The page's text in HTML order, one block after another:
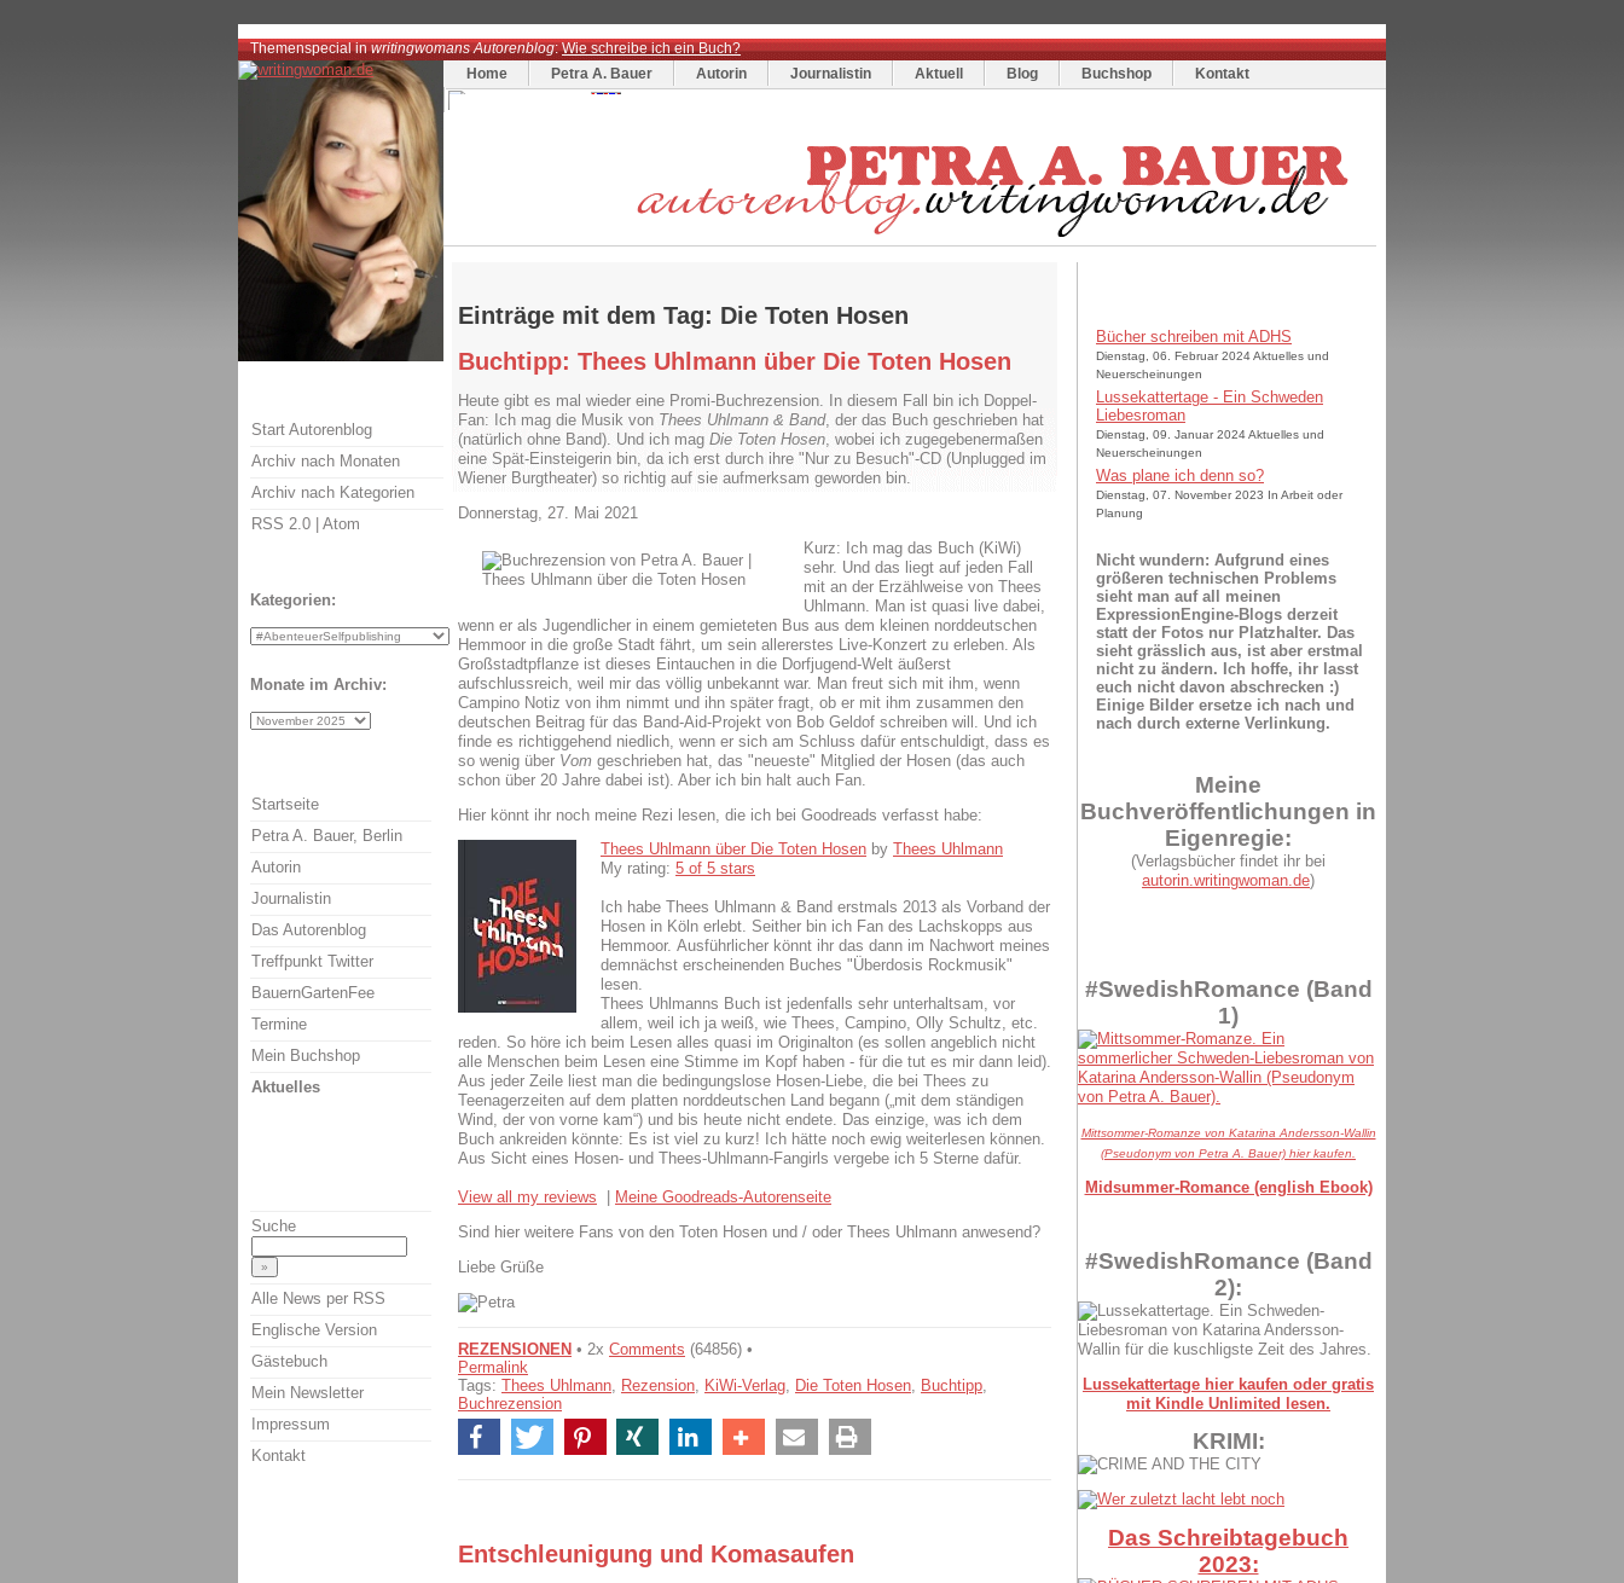
Themenspecial inwritingwomans Autorenblog:Wie schreibe ich ein Buch?
Home
Petra A. Bauer Autorin Journalistin Aktuell Blog Buchshop Kontakt
Einträge mit dem Tag: Die Toten Hosen
Buchtipp: Thees Uhlmann über Die Toten Hosen
Heute gibt es mal wieder eine Promi-Buchrezension. In diesem Fall bin ich Doppel-
Fan: Ich mag die Musik von Thees Uhlmann & Band, der das Buch geschrieben hat
(natürlich ohne Band). Und ich mag Die Toten Hosen, wobei ich zugegebenermaßen
eine Spät-Einsteigerin bin, da ich erst durch ihre "Nur zu Besuch"-CD (Unplugged im
Wiener Burgtheater) so richtig auf sie aufmerksam geworden bin.
Donnerstag, 27. Mai 2021
Kurz: Ich mag das Buch (KiWi)
sehr. Und das liegt auf jeden Fall
mit an der Erzählweise von Thees
Uhlmann. Man ist quasi live dabei,
wenn er als Jugendlicher in einem gemieteten Bus aus dem kleinen norddeutschen
Hemmoor in die große Stadt fährt, um sein allererstes Live-Konzert zu erleben. Als
Großstadtpflanze ist dieses Eintauchen in die Dorfjugend-Welt äußerst
aufschlussreich, weil mir das völlig unbekannt war. Man freut sich mit ihm, wenn
Campino Notiz von ihm nimmt und ihn später fragt, ob er mit ihm zusammen den
deutschen Beitrag für das Band-Aid-Projekt von Bob Geldof schreiben will. Und ich
finde es richtiggehend niedlich, wenn er sich am Schluss dafür entschuldigt, dass es
so wenig über Vom geschrieben hat, das "neueste" Mitglied der Hosen (das auch
schon über 20 Jahre dabei ist). Aber ich bin halt auch Fan.
Hier könnt ihr noch meine Rezi lesen, die ich bei Goodreads verfasst habe:
Thees Uhlmann über Die Toten Hosen by Thees Uhlmann
My rating: 5 of 5 stars
Ich habe Thees Uhlmann & Band erstmals 2013 als Vorband der
Hosen in Köln erlebt. Seither bin ich Fan des Lachskopps aus
Hemmoor. Ausführlicher könnt ihr das dann im Nachwort meines
demnächst erscheinenden Buches "Überdosis Rockmusik"
lesen.
Thees Uhlmanns Buch ist jedenfalls sehr unterhaltsam, vor
allem, weil ich ja weiß, wie Thees, Campino, Olly Schultz, etc.
reden. So höre ich beim Lesen alles quasi im Originalton (es sollen angeblich nicht
alle Menschen beim Lesen eine Stimme im Kopf haben - für die tut es mir dann leid).
Aus jeder Zeile liest man die bedingungslose Hosen-Liebe, die bei Thees zu
Teenagerzeiten auf dem platten norddeutschen Land begann („mit dem ständigen
Wind, der von vorne kam“) und bis heute nicht endete. Das einzige, was ich dem
Buch ankreiden könnte: Es ist viel zu kurz! Ich hätte noch ewig weiterlesen können.
Aus Sicht eines Hosen- und Thees-Uhlmann-Fangirls vergebe ich 5 Sterne dafür.
View all my reviews
Meine Goodreads-Autorenseite
Sind hier weitere Fans von den Toten Hosen und / oder Thees Uhlmann anwesend?
Liebe Grüße
REZENSIONEN • 2x Comments (64856) •
Permalink
Tags: Thees Uhlmann, Rezension, KiWi-Verlag, Die Toten Hosen, Buchtipp,
Buchrezension
Entschleunigung und Komasaufen
Bücher schreiben mit ADHS
Dienstag, 06. Februar 2024 Aktuelles und
Neuerscheinungen
Lussekattertage - Ein Schweden
Liebesroman
Dienstag, 09. Januar 2024 Aktuelles und
Neuerscheinungen
Was plane ich denn so?
Dienstag, 07. November 2023 In Arbeit oder
Planung
Nicht wundern: Aufgrund eines
größeren technischen Problems
sieht man auf all meinen
ExpressionEngine-Blogs derzeit
statt der Fotos nur Platzhalter. Das
sieht grässlich aus, ist aber erstmal
nicht zu ändern. Ich hoffe, ihr lasst
euch nicht davon abschrecken :)
Einige Bilder ersetze ich nach und
nach durch externe Verlinkung.
Meine
Buchveröffentlichungen in
Eigenregie:
(Verlagsbücher findet ihr bei
autorin.writingwoman.de)
#SwedishRomance (Band
1)
Mittsommer-Romanze von Katarina Andersson-Wallin
(Pseudonym von Petra A. Bauer) hier kaufen.
Midsummer-Romance (english Ebook)
#SwedishRomance (Band
2):
Lussekattertage hier kaufen oder gratis
mit Kindle Unlimited lesen.
KRIMI:
Das Schreibtagebuch
2023:
Start Autorenblog
Archiv nach Monaten
Archiv nach Kategorien
RSS 2.0 | Atom
Kategorien:
Monate im Archiv:
Startseite
Petra A. Bauer, Berlin
Autorin
Journalistin
Das Autorenblog
Treffpunkt Twitter
BauernGartenFee
Termine
Mein Buchshop
Aktuelles
Suche
Alle News per RSS
Englische Version
Gästebuch
Mein Newsletter
Impressum
Kontakt